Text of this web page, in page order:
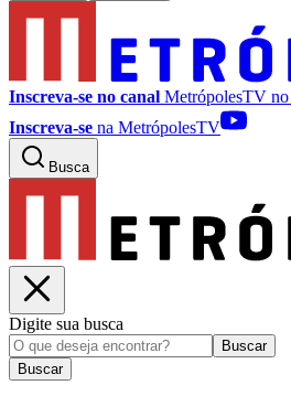
Inscreva-se no canal MetrópolesTV no
Inscreva-se na MetrópolesTV
Busca
Digite sua busca
Buscar
Buscar